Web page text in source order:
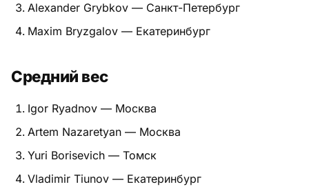
Пояса
Психология бойца
Растяжка и ОФП
Техника и ката
Травмы
Alexander Grybkov — Санкт-Петербург
Maxim Bryzgalov — Екатеринбург
Средний вес
Igor Ryadnov — Москва
Artem Nazaretyan — Москва
Yuri Borisevich — Томск
Vladimir Tiunov — Екатеринбург